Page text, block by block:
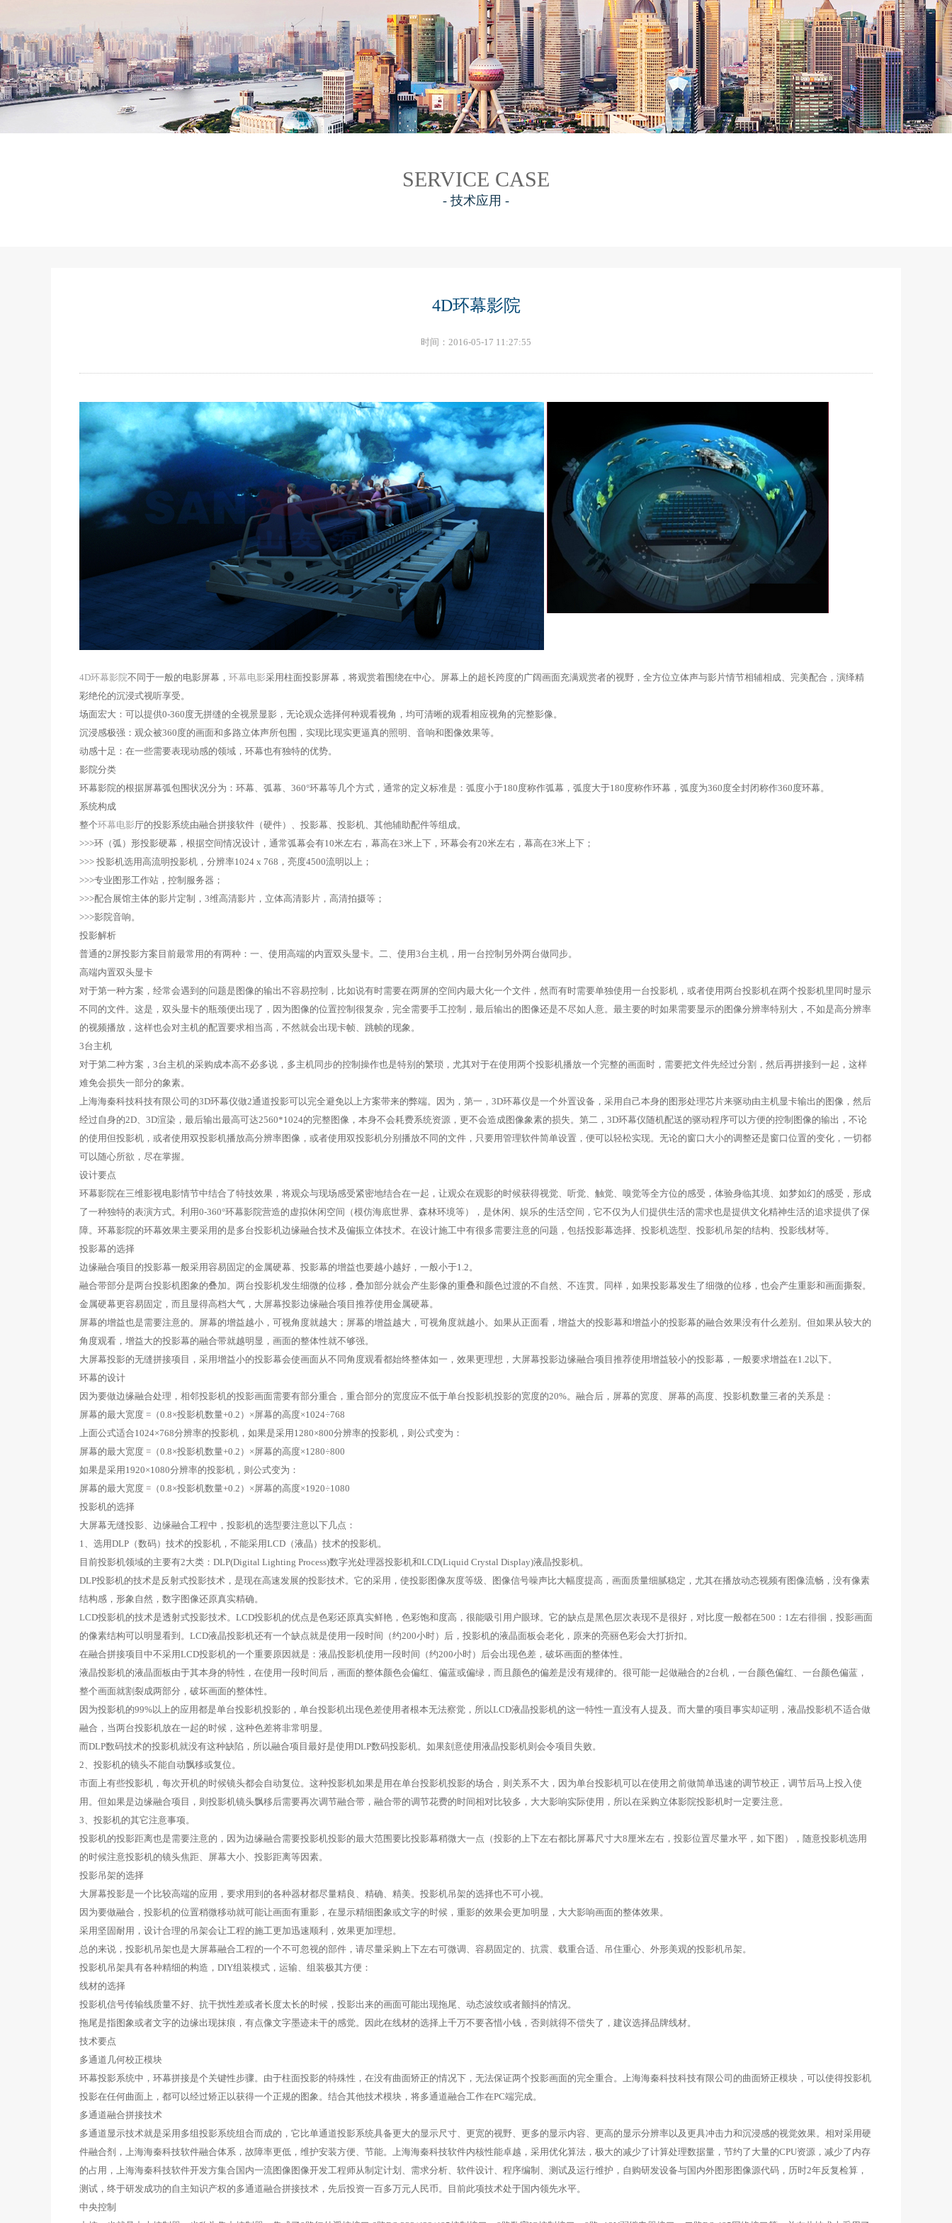
SERVICE CASE
- 技术应用 -
4D环幕影院
时间：2016-05-17 11:27:55
4D环幕影院不同于一般的电影屏幕， 环幕电影采用柱面投影屏幕，将观赏着围绕在中心。屏幕上的超长跨度的广阔画面充满观赏者的视野，全方位立体声与影片情节相辅相成、完美配合，演绎精
彩绝伦的沉浸式视听享受。
场面宏大：可以提供0-360度无拼缝的全视景显影，无论观众选择何种观看视角，均可清晰的观看相应视角的完整影像。
沉浸感极强：观众被360度的画面和多路立体声所包围，实现比现实更逼真的照明、音响和图像效果等。
动感十足：在一些需要表现动感的领域，环幕也有独特的优势。
影院分类
环幕影院的根据屏幕弧包围状况分为：环幕、弧幕、360°环幕等几个方式，通常的定义标准是：弧度小于180度称作弧幕，弧度大于180度称作环幕，弧度为360度全封闭称作360度环幕。
系统构成
整个环幕电影厅的投影系统由融合拼接软件（硬件）、投影幕、投影机、其他辅助配件等组成。
>>>环（弧）形投影硬幕，根据空间情况设计，通常弧幕会有10米左右，幕高在3米上下，环幕会有20米左右，幕高在3米上下；
>>> 投影机选用高流明投影机，分辨率1024 x 768，亮度4500流明以上；
>>>专业图形工作站，控制服务器；
>>>配合展馆主体的影片定制，3维高清影片，立体高清影片，高清拍摄等；
>>>影院音响。
投影解析
普通的2屏投影方案目前最常用的有两种：一、使用高端的内置双头显卡。二、使用3台主机，用一台控制另外两台做同步。
高端内置双头显卡
对于第一种方案，经常会遇到的问题是图像的输出不容易控制，比如说有时需要在两屏的空间内最大化一个文件，然而有时需要单独使用一台投影机，或者使用两台投影机在两个投影机里同时显示
不同的文件。这是，双头显卡的瓶颈便出现了，因为图像的位置控制很复杂，完全需要手工控制，最后输出的图像还是不尽如人意。最主要的时如果需要显示的图像分辨率特别大，不如是高分辨率
的视频播放，这样也会对主机的配置要求相当高，不然就会出现卡帧、跳帧的现象。
3台主机
对于第二种方案，3台主机的采购成本高不必多说，多主机同步的控制操作也是特别的繁琐，尤其对于在使用两个投影机播放一个完整的画面时，需要把文件先经过分割，然后再拼接到一起，这样
难免会损失一部分的象素。
上海海秦科技科技有限公司的3D环幕仪做2通道投影可以完全避免以上方案带来的弊端。因为，第一，3D环幕仪是一个外置设备，采用自己本身的图形处理芯片来驱动由主机显卡输出的图像，然后
经过自身的2D、3D渲染，最后输出最高可达2560*1024的完整图像，本身不会耗费系统资源，更不会造成图像象素的损失。第二，3D环幕仪随机配送的驱动程序可以方便的控制图像的输出，不论
的使用但投影机，或者使用双投影机播放高分辨率图像，或者使用双投影机分别播放不同的文件，只要用管理软件简单设置，便可以轻松实现。无论的窗口大小的调整还是窗口位置的变化，一切都
可以随心所欲，尽在掌握。
设计要点
环幕影院在三维影视电影情节中结合了特技效果，将观众与现场感受紧密地结合在一起，让观众在观影的时候获得视觉、听觉、触觉、嗅觉等全方位的感受，体验身临其境、如梦如幻的感受，形成
了一种独特的表演方式。利用0-360°环幕影院营造的虚拟休闲空间（模仿海底世界、森林环境等），是休闲、娱乐的生活空间，它不仅为人们提供生活的需求也是提供文化精神生活的追求提供了保
障。环幕影院的环幕效果主要采用的是多台投影机边缘融合技术及偏振立体技术。在设计施工中有很多需要注意的问题，包括投影幕选择、投影机选型、投影机吊架的结构、投影线材等。
投影幕的选择
边缘融合项目的投影幕一般采用容易固定的金属硬幕、投影幕的增益也要越小越好，一般小于1.2。
融合带部分是两台投影机图象的叠加。两台投影机发生细微的位移，叠加部分就会产生影像的重叠和颜色过渡的不自然、不连贯。同样，如果投影幕发生了细微的位移，也会产生重影和画面撕裂。
金属硬幕更容易固定，而且显得高档大气，大屏幕投影边缘融合项目推荐使用金属硬幕。
屏幕的增益也是需要注意的。屏幕的增益越小，可视角度就越大；屏幕的增益越大，可视角度就越小。如果从正面看，增益大的投影幕和增益小的投影幕的融合效果没有什么差别。但如果从较大的
角度观看，增益大的投影幕的融合带就越明显，画面的整体性就不够强。
大屏幕投影的无缝拼接项目，采用增益小的投影幕会使画面从不同角度观看都始终整体如一，效果更理想，大屏幕投影边缘融合项目推荐使用增益较小的投影幕，一般要求增益在1.2以下。
环幕的设计
因为要做边缘融合处理，相邻投影机的投影画面需要有部分重合，重合部分的宽度应不低于单台投影机投影的宽度的20%。融合后，屏幕的宽度、屏幕的高度、投影机数量三者的关系是：
屏幕的最大宽度 =（0.8×投影机数量+0.2）×屏幕的高度×1024÷768
上面公式适合1024×768分辨率的投影机，如果是采用1280×800分辨率的投影机，则公式变为：
屏幕的最大宽度 =（0.8×投影机数量+0.2）×屏幕的高度×1280÷800
如果是采用1920×1080分辨率的投影机，则公式变为：
屏幕的最大宽度 =（0.8×投影机数量+0.2）×屏幕的高度×1920÷1080
投影机的选择
大屏幕无缝投影、边缘融合工程中，投影机的选型要注意以下几点：
1、选用DLP（数码）技术的投影机，不能采用LCD（液晶）技术的投影机。
目前投影机领域的主要有2大类：DLP(Digital Lighting Process)数字光处理器投影机和LCD(Liquid Crystal Display)液晶投影机。
DLP投影机的技术是反射式投影技术，是现在高速发展的投影技术。它的采用，使投影图像灰度等级、图像信号噪声比大幅度提高，画面质量细腻稳定，尤其在播放动态视频有图像流畅，没有像素
结构感，形象自然，数字图像还原真实精确。
LCD投影机的技术是透射式投影技术。LCD投影机的优点是色彩还原真实鲜艳，色彩饱和度高，很能吸引用户眼球。它的缺点是黑色层次表现不是很好，对比度一般都在500：1左右徘徊，投影画面
的像素结构可以明显看到。LCD液晶投影机还有一个缺点就是使用一段时间（约200小时）后，投影机的液晶面板会老化，原来的亮丽色彩会大打折扣。
在融合拼接项目中不采用LCD投影机的一个重要原因就是：液晶投影机使用一段时间（约200小时）后会出现色差，破坏画面的整体性。
液晶投影机的液晶面板由于其本身的特性，在使用一段时间后，画面的整体颜色会偏红、偏蓝或偏绿，而且颜色的偏差是没有规律的。很可能一起做融合的2台机，一台颜色偏红、一台颜色偏蓝，
整个画面就割裂成两部分，破坏画面的整体性。
因为投影机的99%以上的应用都是单台投影机投影的，单台投影机出现色差使用者根本无法察觉，所以LCD液晶投影机的这一特性一直没有人提及。而大量的项目事实却证明，液晶投影机不适合做
融合，当两台投影机放在一起的时候，这种色差将非常明显。
而DLP数码技术的投影机就没有这种缺陷，所以融合项目最好是使用DLP数码投影机。如果刻意使用液晶投影机则会令项目失败。
2、投影机的镜头不能自动飘移或复位。
市面上有些投影机，每次开机的时候镜头都会自动复位。这种投影机如果是用在单台投影机投影的场合，则关系不大，因为单台投影机可以在使用之前做简单迅速的调节校正，调节后马上投入使
用。但如果是边缘融合项目，则投影机镜头飘移后需要再次调节融合带，融合带的调节花费的时间相对比较多，大大影响实际使用，所以在采购立体影院投影机时一定要注意。
3、投影机的其它注意事项。
投影机的投影距离也是需要注意的，因为边缘融合需要投影机投影的最大范围要比投影幕稍微大一点（投影的上下左右都比屏幕尺寸大8厘米左右，投影位置尽量水平，如下图），随意投影机选用
的时候注意投影机的镜头焦距、屏幕大小、投影距离等因素。
投影吊架的选择
大屏幕投影是一个比较高端的应用，要求用到的各种器材都尽量精良、精确、精美。投影机吊架的选择也不可小视。
因为要做融合，投影机的位置稍微移动就可能让画面有重影，在显示精细图象或文字的时候，重影的效果会更加明显，大大影响画面的整体效果。
采用坚固耐用，设计合理的吊架会让工程的施工更加迅速顺利，效果更加理想。
总的来说，投影机吊架也是大屏幕融合工程的一个不可忽视的部件，请尽量采购上下左右可微调、容易固定的、抗震、载重合适、吊住重心、外形美观的投影机吊架。
投影机吊架具有各种精细的构造，DIY组装模式，运输、组装极其方便：
线材的选择
投影机信号传输线质量不好、抗干扰性差或者长度太长的时候，投影出来的画面可能出现拖尾、动态波纹或者颤抖的情况。
拖尾是指图象或者文字的边缘出现抹痕，有点像文字墨迹未干的感觉。因此在线材的选择上千万不要吝惜小钱，否则就得不偿失了，建议选择品牌线材。
技术要点
多通道几何校正模块
环幕投影系统中，环幕拼接是个关键性步骤。由于柱面投影的特殊性，在没有曲面矫正的情况下，无法保证两个投影画面的完全重合。上海海秦科技科技有限公司的曲面矫正模块，可以使得投影机
投影在任何曲面上，都可以经过矫正以获得一个正规的图象。结合其他技术模块，将多通道融合工作在PC端完成。
多通道融合拼接技术
多通道显示技术就是采用多组投影系统组合而成的，它比单通道投影系统具备更大的显示尺寸、更宽的视野、更多的显示内容、更高的显示分辨率以及更具冲击力和沉浸感的视觉效果。相对采用硬
件融合剂，上海海秦科技软件融合体系，故障率更低，维护安装方便、节能。上海海秦科技软件内核性能卓越，采用优化算法，极大的减少了计算处理数据量，节约了大量的CPU资源，减少了内存
的占用，上海海秦科技软件开发方集合国内一流图像图像开发工程师从制定计划、需求分析、软件设计、程序编制、测试及运行维护，自购研发设备与国内外图形图像源代码，历时2年反复检算，
测试，终于研发成功的自主知识产权的多通道融合拼接技术，先后投资一百多万元人民币。目前此项技术处于国内领先水平。
中央控制